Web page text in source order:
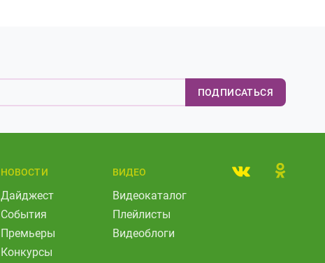
ПОДПИСАТЬСЯ
НОВОСТИ
Дайджест
События
Премьеры
Конкурсы
ВИДЕО
Видеокаталог
Плейлисты
Видеоблоги